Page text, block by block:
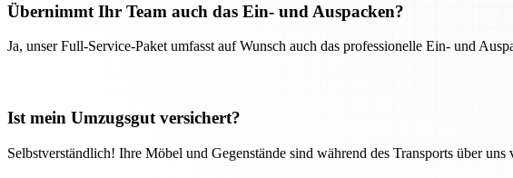
Übernimmt Ihr Team auch das Ein- und Auspacken?
Ja, unser Full-Service-Paket umfasst auf Wunsch auch das professionelle Ein- und
Ist mein Umzugsgut versichert?
Selbstverständlich! Ihre Möbel und Gegenstände sind während des Transports über uns